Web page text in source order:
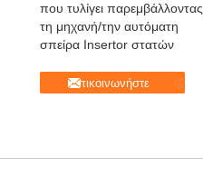
που τυλίγει παρεμβάλλοντας
τη μηχανή/την αυτόματη
σπείρα Insertor στατών
Επικοινωνήστε